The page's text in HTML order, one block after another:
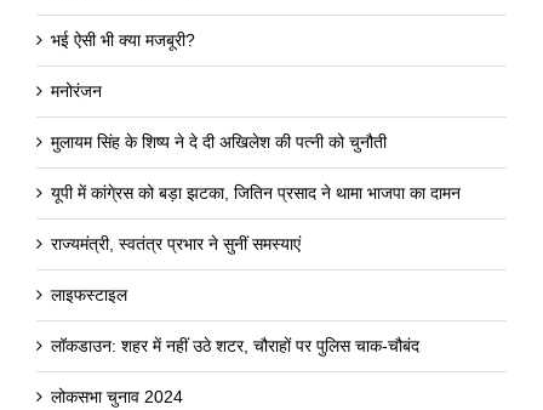
भई ऐसी भी क्या मजबूरी?
मनोरंजन
मुलायम सिंह के शिष्य ने दे दी अखिलेश की पत्नी को चुनौती
यूपी में कांगे्रस को बड़ा झटका, जितिन प्रसाद ने थामा भाजपा का दामन
राज्यमंत्री, स्वतंत्र प्रभार ने सुनीं समस्याएं
लाइफस्टाइल
लॉकडाउन: शहर में नहीं उठे शटर, चौराहों पर पुलिस चाक-चौबंद
लोकसभा चुनाव 2024